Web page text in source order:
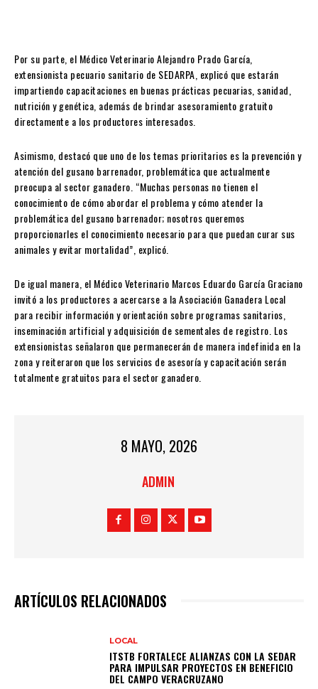
Por su parte, el Médico Veterinario Alejandro Prado García,
extensionista pecuario sanitario de SEDARPA, explicó que estarán
impartiendo capacitaciones en buenas prácticas pecuarias, sanidad,
nutrición y genética, además de brindar asesoramiento gratuito
directamente a los productores interesados.
Asimismo, destacó que uno de los temas prioritarios es la prevención y
atención del gusano barrenador, problemática que actualmente
preocupa al sector ganadero. “Muchas personas no tienen el
conocimiento de cómo abordar el problema y cómo atender la
problemática del gusano barrenador; nosotros queremos
proporcionarles el conocimiento necesario para que puedan curar sus
animales y evitar mortalidad”, explicó.
De igual manera, el Médico Veterinario Marcos Eduardo García Graciano
invitó a los productores a acercarse a la Asociación Ganadera Local
para recibir información y orientación sobre programas sanitarios,
inseminación artificial y adquisición de sementales de registro. Los
extensionistas señalaron que permanecerán de manera indefinida en la
zona y reiteraron que los servicios de asesoría y capacitación serán
totalmente gratuitos para el sector ganadero.
8 MAYO, 2026
ADMIN
ARTÍCULOS RELACIONADOS
LOCAL
ITSTB FORTALECE ALIANZAS CON LA SEDAR
PARA IMPULSAR PROYECTOS EN BENEFICIO
DEL CAMPO VERACRUZANO